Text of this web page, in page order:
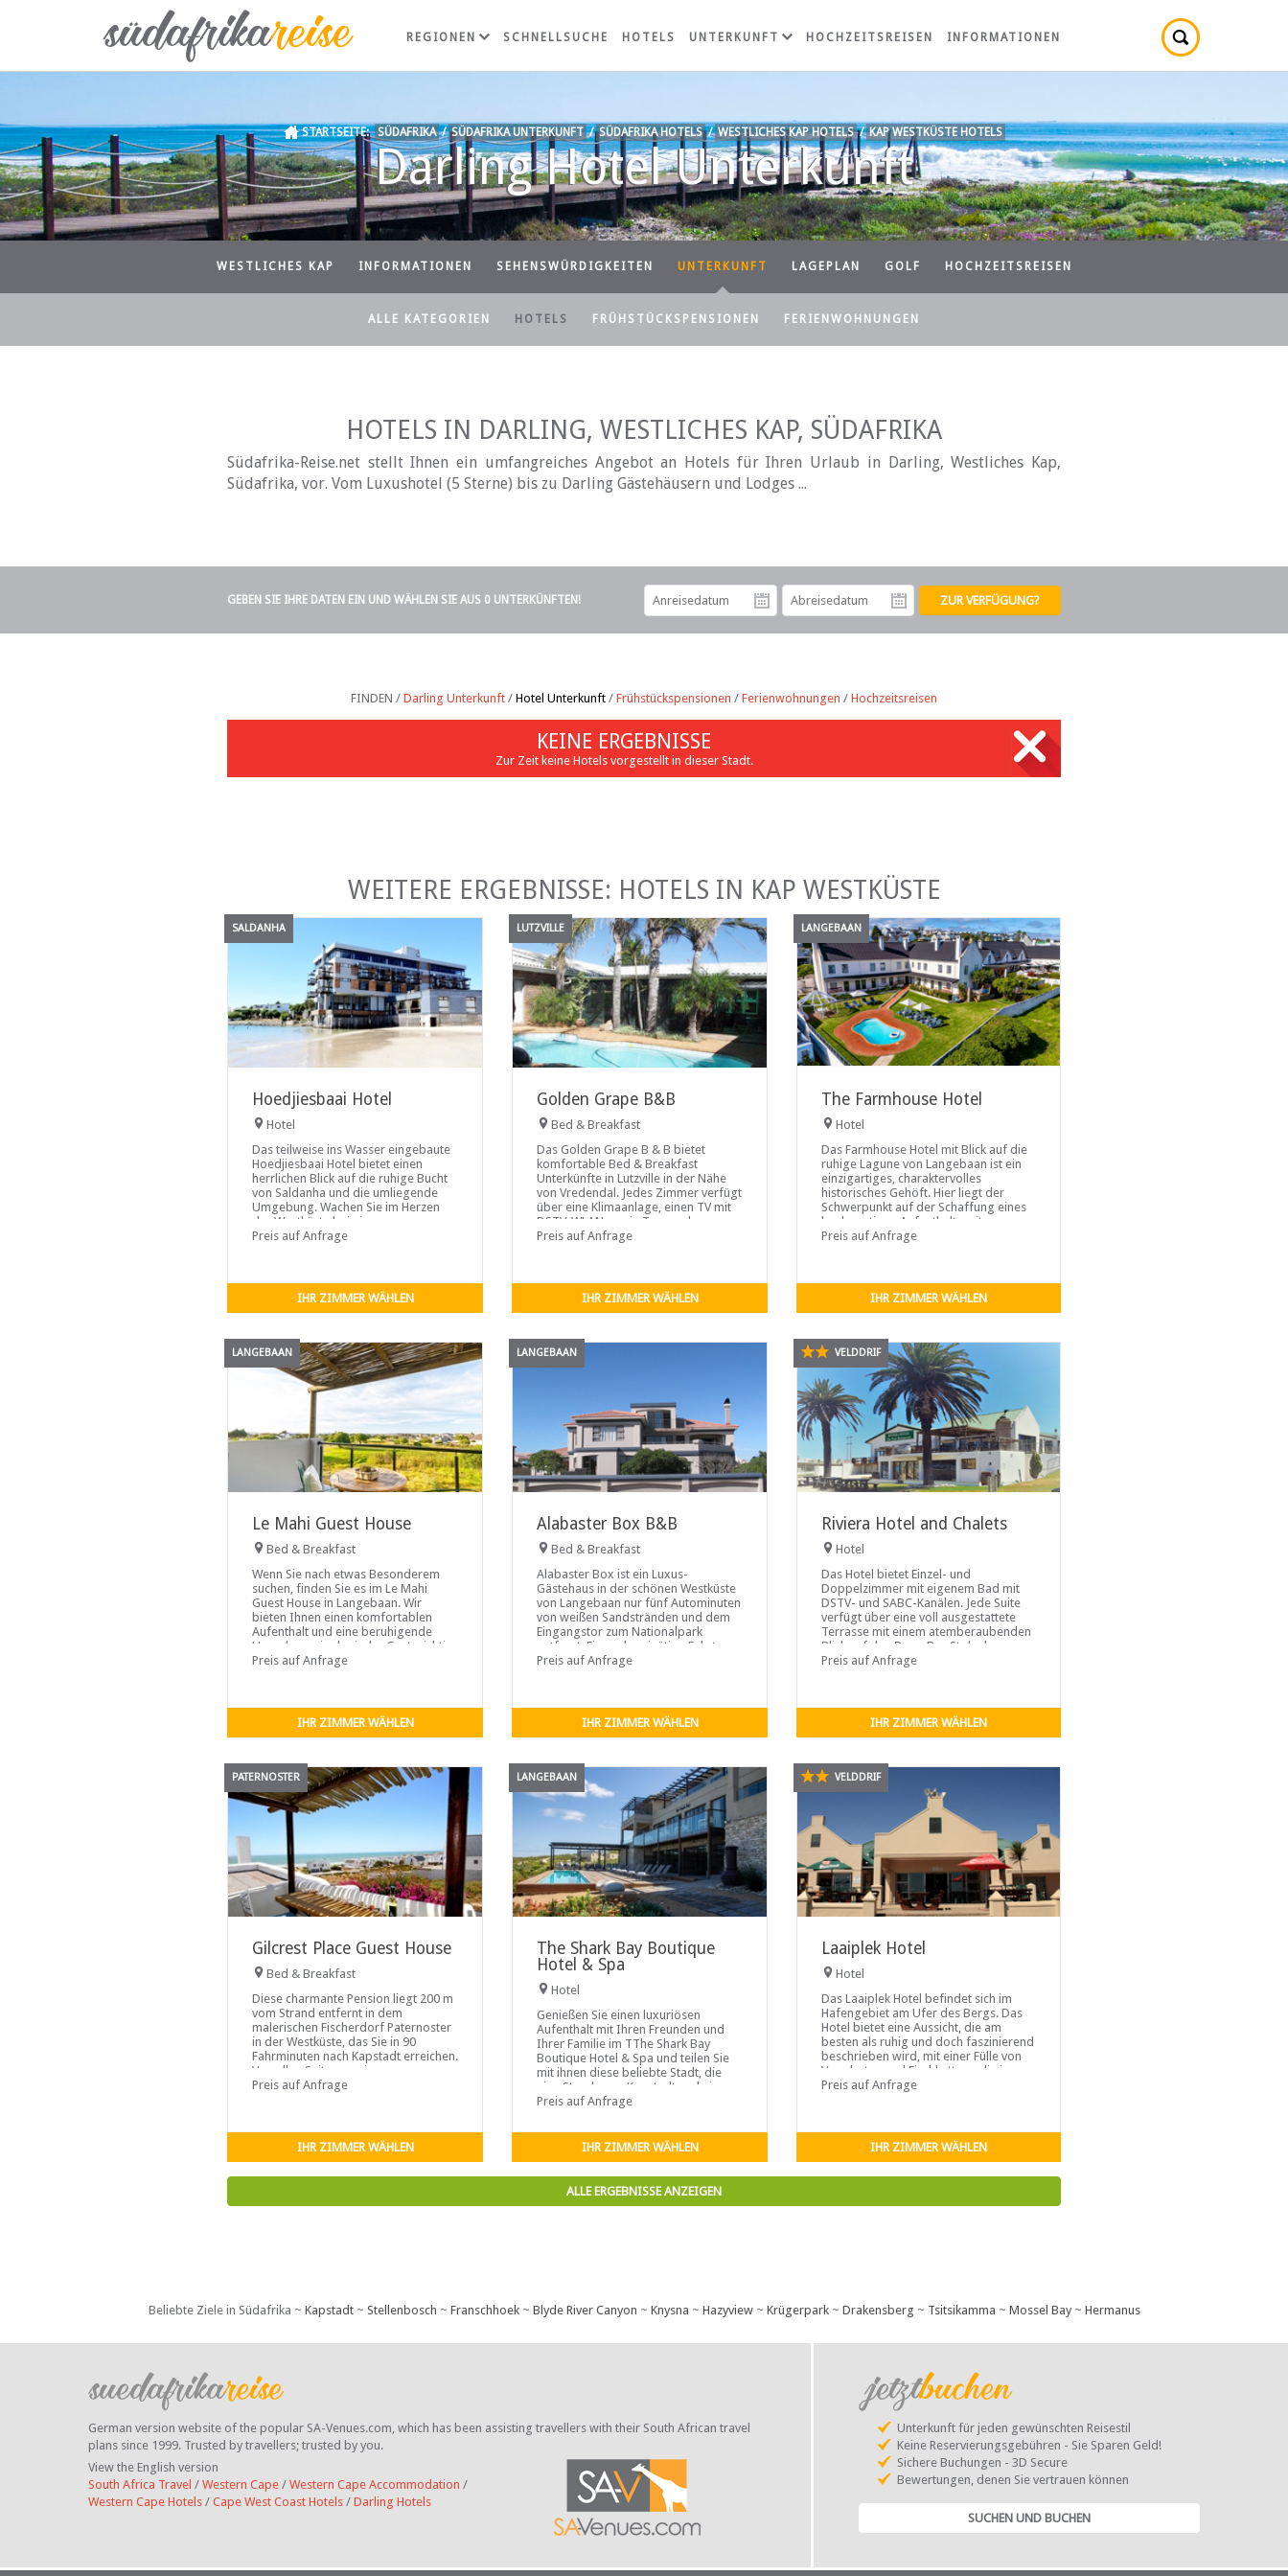
Darling Hotel Unterkunft
REGIONEN SCHNELLSUCHE HOTELS UNTERKUNFT HOCHZEITSREISEN INFORMATIONEN
STARTSEITE: SÜDAFRIKA / SÜDAFRIKA UNTERKUNFT / SÜDAFRIKA HOTELS / WESTLICHES KAP HOTELS / KAP WESTKÜSTE HOTELS
WESTLICHES KAP INFORMATIONEN SEHENSWÜRDIGKEITEN UNTERKUNFT LAGEPLAN GOLF HOCHZEITSREISEN
ALLE KATEGORIEN HOTELS FRÜHSTÜCKSPENSIONEN FERIENWOHNUNGEN
HOTELS IN DARLING, WESTLICHES KAP, SÜDAFRIKA
Südafrika-Reise.net stellt Ihnen ein umfangreiches Angebot an Hotels für Ihren Urlaub in Darling, Westliches Kap,
Südafrika, vor. Vom Luxushotel (5 Sterne) bis zu Darling Gästehäusern und Lodges ...
GEBEN SIE IHRE DATEN EIN UND WÄHLEN SIE AUS 0 UNTERKÜNFTEN!
FINDEN / Darling Unterkunft / Hotel Unterkunft / Frühstückspensionen / Ferienwohnungen / Hochzeitsreisen
KEINE ERGEBNISSE
Zur Zeit keine Hotels vorgestellt in dieser Stadt.
WEITERE ERGEBNISSE: HOTELS IN KAP WESTKÜSTE
SALDANHA
Hoedjiesbaai Hotel
Hotel
Das teilweise ins Wasser eingebaute
Hoedjiesbaai Hotel bietet einen
herrlichen Blick auf die ruhige Bucht
von Saldanha und die umliegende
Umgebung. Wachen Sie im Herzen
der Westküste bei einem
spektakulären Sonnenaufgang über
Preis auf Anfrage
IHR ZIMMER WÄHLEN
LUTZVILLE
Golden Grape B&B
Bed & Breakfast
Das Golden Grape B & B bietet
komfortable Bed & Breakfast
Unterkünfte in Lutzville in der Nähe
von Vredendal. Jedes Zimmer verfügt
über eine Klimaanlage, einen TV mit
DSTV, WLAN sowie Tee- und
Kaffeezubehör...
Preis auf Anfrage
IHR ZIMMER WÄHLEN
LANGEBAAN
The Farmhouse Hotel
Hotel
Das Farmhouse Hotel mit Blick auf die
ruhige Lagune von Langebaan ist ein
einzigartiges, charaktervolles
historisches Gehöft. Hier liegt der
Schwerpunkt auf der Schaffung eines
hochwertigen Aufenthalts mit
einzigartigen Ergänzungen, die zu den
Preis auf Anfrage
IHR ZIMMER WÄHLEN
LANGEBAAN
Le Mahi Guest House
Bed & Breakfast
Wenn Sie nach etwas Besonderem
suchen, finden Sie es im Le Mahi
Guest House in Langebaan. Wir
bieten Ihnen einen komfortablen
Aufenthalt und eine beruhigende
Umgebung, in der jeder Gast wichtig
ist. Le...
Preis auf Anfrage
IHR ZIMMER WÄHLEN
LANGEBAAN
Alabaster Box B&B
Bed & Breakfast
Alabaster Box ist ein Luxus-
Gästehaus in der schönen Westküste
von Langebaan nur fünf Autominuten
von weißen Sandstränden und dem
Eingangstor zum Nationalpark
entfernt. Eine zehnminütige Fahrt
bringt Sie zum Club Mykonos Casino.
Preis auf Anfrage
IHR ZIMMER WÄHLEN
VELDDRIF
Riviera Hotel and Chalets
Hotel
Das Hotel bietet Einzel- und
Doppelzimmer mit eigenem Bad mit
DSTV- und SABC-Kanälen. Jede Suite
verfügt über eine voll ausgestattete
Terrasse mit einem atemberaubenden
Blick auf den Berg. Der Stolz des
Riviera Hotels
Preis auf Anfrage
IHR ZIMMER WÄHLEN
PATERNOSTER
Gilcrest Place Guest House
Bed & Breakfast
Diese charmante Pension liegt 200 m
vom Strand entfernt in dem
malerischen Fischerdorf Paternoster
in der Westküste, das Sie in 90
Fahrminuten nach Kapstadt erreichen.
Von allen Suiten sowie vom
Frühstücksraum und dem
Preis auf Anfrage
IHR ZIMMER WÄHLEN
LANGEBAAN
The Shark Bay Boutique
Hotel & Spa
Hotel
Genießen Sie einen luxuriösen
Aufenthalt mit Ihren Freunden und
Ihrer Familie im TThe Shark Bay
Boutique Hotel & Spa und teilen Sie
mit ihnen diese beliebte Stadt, die
eine Stunde von Kapstadt und eine
Million Meilen von der Welt entfernt
Zimmer und drei Villen. Das Hotel
verfügt über ein
Preis auf Anfrage
IHR ZIMMER WÄHLEN
VELDDRIF
Laaiplek Hotel
Hotel
Das Laaiplek Hotel befindet sich im
Hafengebiet am Ufer des Bergs. Das
Hotel bietet eine Aussicht, die am
besten als ruhig und doch faszinierend
beschrieben wird, mit einer Fülle von
Vogelarten und Fischkuttern, die in
Sichtweite kommen und gehen.
Preis auf Anfrage
IHR ZIMMER WÄHLEN
ALLE ERGEBNISSE ANZEIGEN
Beliebte Ziele in Südafrika ~ Kapstadt~ Stellenbosch ~ Franschhoek~ Blyde River Canyon ~ Knysna ~ Hazyview~ Krügerpark~ Drakensberg ~ Tsitsikamma ~ Mossel Bay~ Hermanus
German version website of the popular SA-Venues.com, which has been assisting travellers with their South African travel
plans since 1999. Trusted by travellers; trusted by you.
View the English version
South Africa Travel / Western Cape / Western Cape Accommodation /
Western Cape Hotels / Cape West Coast Hotels / Darling Hotels
Unterkunft für jeden gewünschten Reisestil
Keine Reservierungsgebühren - Sie Sparen Geld!
Sichere Buchungen - 3D Secure
Bewertungen, denen Sie vertrauen können
SUCHEN UND BUCHEN